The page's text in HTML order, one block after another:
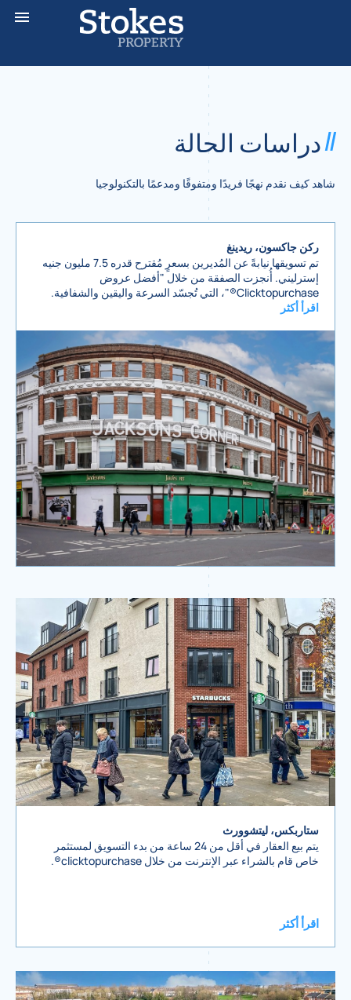
دراسات الحالة
شاهد كيف نقدم نهجًا فريدًا ومتفوقًا ومدعمًا بالتكنولوجيا
ركن جاكسون، ريدينغ
تم تسويقها نيابةً عن المُديرين بسعرٍ مُقترح قدره 7.5 مليون جنيه
إسترليني. أُنجزت الصفقة من خلال "أفضل عروض
Clicktopurchase®"، التي تُجسّد السرعة واليقين والشفافية.
اقرأ أكثر
ستاربكس، ليتشوورث
يتم بيع العقار في أقل من 24 ساعة من بدء التسويق لمستثمر
خاص قام بالشراء عبر الإنترنت من خلال clicktopurchase®.
اقرأ أكثر